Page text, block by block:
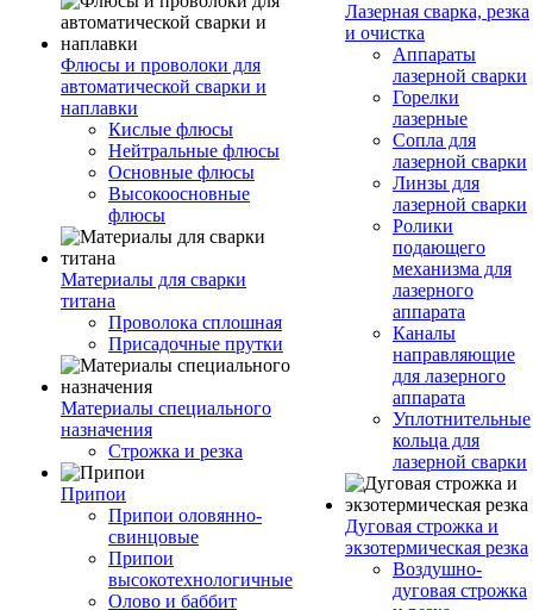
Флюсы и проволоки для
автоматической сварки и
наплавки
Кислые флюсы
Нейтральные флюсы
Основные флюсы
Высокоосновные
флюсы
Материалы для сварки
титана
Проволока сплошная
Присадочные прутки
Материалы специального
назначения
Строжка и резка
Припои
Припои оловянно-
свинцовые
Припои
высокотехнологичные
Олово и баббит
Лазерная сварка, резка
и очистка
Аппараты
лазерной сварки
Горелки
лазерные
Сопла для
лазерной сварки
Линзы для
лазерной сварки
Ролики
подающего
механизма для
лазерного
аппарата
Каналы
направляющие
для лазерного
аппарата
Уплотнительные
кольца для
лазерной сварки
Дуговая строжка и
экзотермическая резка
Воздушно-
дуговая строжка